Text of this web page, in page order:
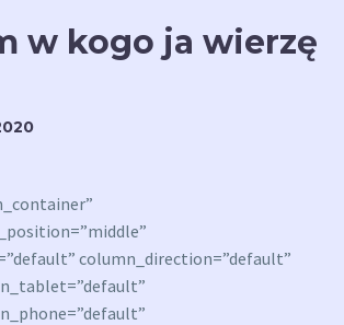
w kogo ja wierzę
column_direction=”default”